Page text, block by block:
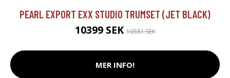
PEARL EXPORT EXX STUDIO TRUMSET (JET BLACK)
10399 SEK10581 SEK
MER INFO!